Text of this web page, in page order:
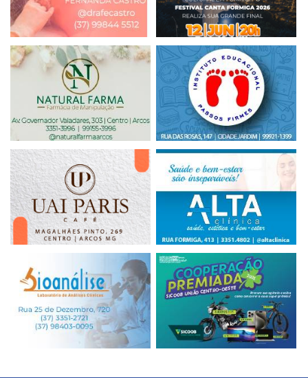
27 NOV
NATAL ILUMINADO DE ARCOS 2025
Arcos já pode sentir. O brilho do Natal começou mais cedo
este ano. A cidade se prepara para viver um dezembro
diferente, mais quente no coração, mais vivo na...
24 NOV
CONFIRA A PROGRAMAÇÃO DO 1º MOTOROCK
ARCOS
Arcos vai tremer ao som do rock, da cultura e da adrenalina
De 7 a 9 de novembro, o Parque de Exposições de Arcos será
o ponto de encontro de quem vibra com ...
06 NOV
PROGRAMAÇÃO DO 3º FESTIVAL MINEIRIDADE
NOSSA COZINHA DE PI...
Entre os dias 14, 15 e 16 de novembro, a cidade de Pimenta,
no coração do Lago de Furnas e integrante do Território da
Canastra, se transforma em palco de cel...
04 NOV